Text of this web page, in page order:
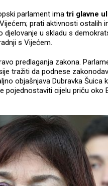
parlament imatri glavne
prati aktivnosti ostalih
u skladu s
s Vijećem.
predlaganja zakona.
tražiti da podnese
objašnjava Dubravka Šuica
pojednostaviti cijelu priču oko